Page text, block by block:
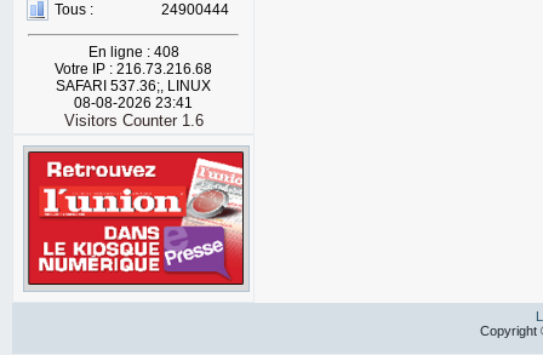
Tous :
24900444
En ligne : 408
Votre IP : 216.73.216.68
SAFARI 537.36;, LINUX
08-08-2026 23:41
Visitors Counter 1.6
Copyright